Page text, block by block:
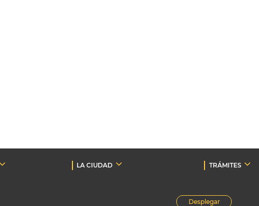
LA CIUDAD TRÁMITES
Desplegar